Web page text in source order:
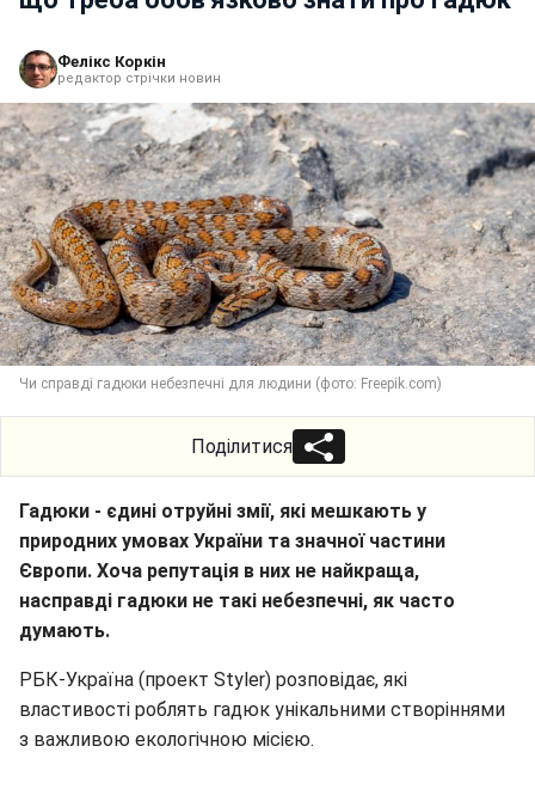
Фелікс Коркін
редактор стрічки новин
Чи справді гадюки небезпечні для людини (фото: Freepik.com)
Поділитися
Гадюки - єдині отруйні змії, які мешкають у
природних умовах України та значної частини
Європи. Хоча репутація в них не найкраща,
насправді гадюки не такі небезпечні, як часто
думають.
РБК-Україна (проект Styler) розповідає, які
властивості роблять гадюк унікальними створіннями
з важливою екологічною місією.